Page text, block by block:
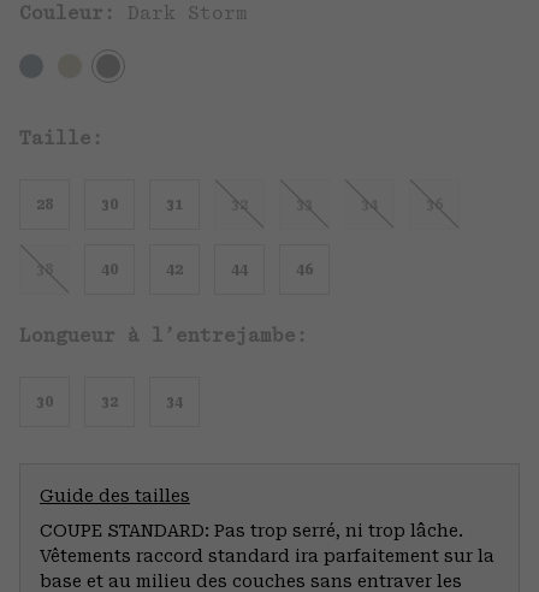
Couleur: Dark Storm
Taille:
28 30 31 32 33 34 36
38 40 42 44 46
Longueur à l’entrejambe:
30 32 34
Guide des tailles
COUPE STANDARD: Pas trop serré, ni trop lâche.
Vêtements raccord standard ira parfaitement sur la
base et au milieu des couches sans entraver les